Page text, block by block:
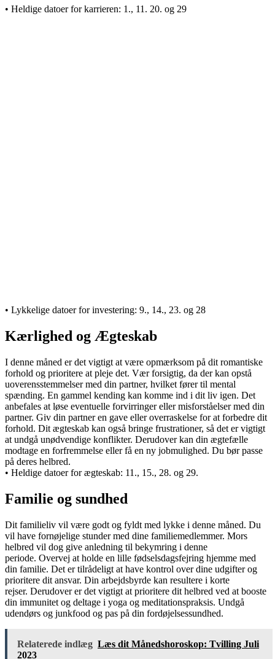
• Heldige datoer for karrieren: 1., 11. 20. og 29
• Lykkelige datoer for investering: 9., 14., 23. og 28
Kærlighed og Ægteskab
I denne måned er det vigtigt at være opmærksom på dit romantiske
forhold og prioritere at pleje det. Vær forsigtig, da der kan opstå
uoverensstemmelser med din partner, hvilket fører til mental
spænding. En gammel kending kan komme ind i dit liv igen. Det
anbefales at løse eventuelle forvirringer eller misforståelser med din
partner. Giv din partner en gave eller overraskelse for at forbedre dit
forhold. Dit ægteskab kan også bringe frustrationer, så det er vigtigt
at undgå unødvendige konflikter. Derudover kan din ægtefælle
modtage en forfremmelse eller få en ny jobmulighed. Du bør passe
på deres helbred.
• Heldige datoer for ægteskab: 11., 15., 28. og 29.
Familie og sundhed
Dit familieliv vil være godt og fyldt med lykke i denne måned. Du
vil have fornøjelige stunder med dine familiemedlemmer. Mors
helbred vil dog give anledning til bekymring i denne
periode. Overvej at holde en lille fødselsdagsfejring hjemme med
din familie. Det er tilrådeligt at have kontrol over dine udgifter og
prioritere dit ansvar. Din arbejdsbyrde kan resultere i korte
rejser. Derudover er det vigtigt at prioritere dit helbred ved at booste
din immunitet og deltage i yoga og meditationspraksis. Undgå
udendørs og junkfood og pas på din fordøjelsessundhed.
Relaterede indlæg Læs dit Månedshoroskop: Tvilling Juli
2023